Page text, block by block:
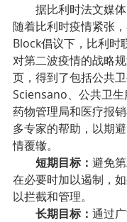
据比利时法文媒
随着比利时疫情紧张
Block倡议下，比利时
对第二波疫情的战略
页，得到了包括公共
Sciensano、公共卫生
药物管理局和医疗报
多专家的帮助，以期
情覆辙。
短期目标： 避免
在必要时加以遏制，
以拦截和管理。
长期目标： 通过